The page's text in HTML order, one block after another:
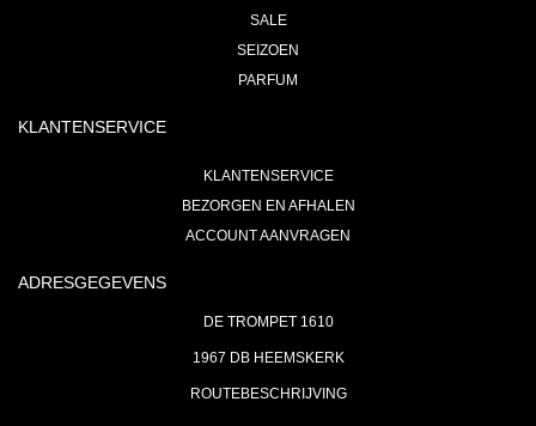
SALE
SEIZOEN
PARFUM
KLANTENSERVICE
KLANTENSERVICE
BEZORGEN EN AFHALEN
ACCOUNT AANVRAGEN
ADRESGEGEVENS
DE TROMPET 1610
1967 DB HEEMSKERK
ROUTEBESCHRIJVING